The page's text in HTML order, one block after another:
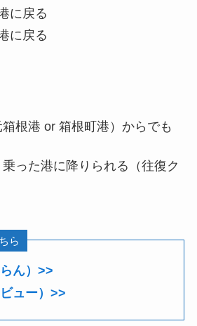
に戻る
に戻る
根港 or 箱根町港）からでも
った港に降りられる（往復ク
ら
ん）>>
ュー）>>